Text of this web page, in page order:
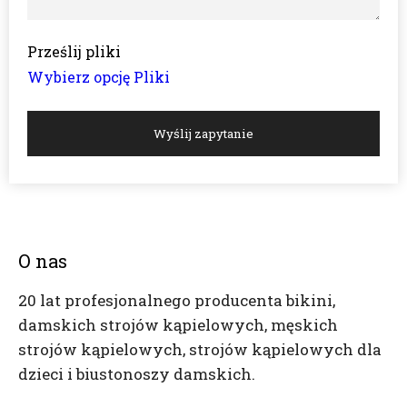
Prześlij pliki
Wybierz opcję Pliki
Wyślij zapytanie
O nas
20 lat profesjonalnego producenta bikini,
damskich strojów kąpielowych, męskich
strojów kąpielowych, strojów kąpielowych dla
dzieci i biustonoszy damskich.